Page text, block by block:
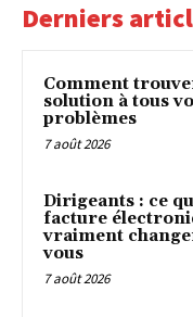
Derniers
Comment
solution à tous
problèmes
7 août 2026
Dirigeants : ce
facture
vraiment
vous
7 août 2026